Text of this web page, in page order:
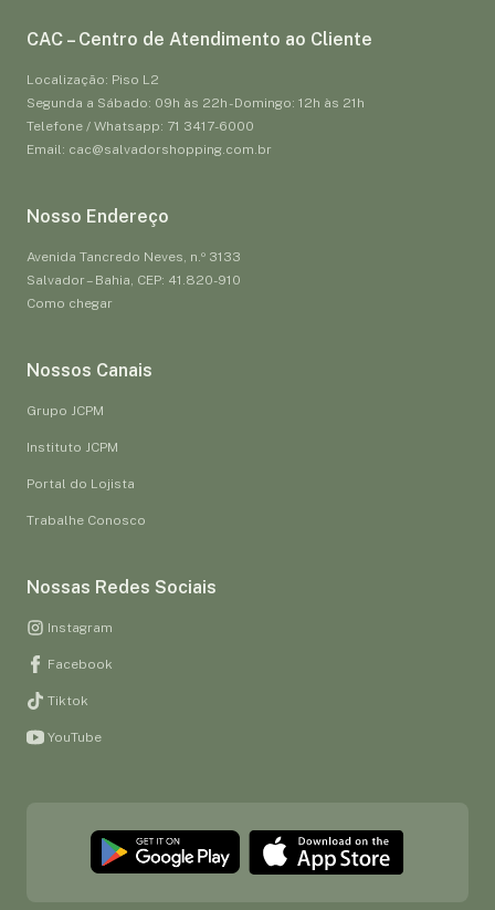
CAC – Centro de Atendimento ao Cliente
Localização: Piso L2
Segunda a Sábado: 09h às 22h - Domingo: 12h às 21h
Telefone / Whatsapp: 71 3417-6000
Email: cac@salvadorshopping.com.br
Nosso Endereço
Avenida Tancredo Neves, n.º 3133
Salvador – Bahia, CEP: 41.820-910
Como chegar
Nossos Canais
Grupo JCPM
Instituto JCPM
Portal do Lojista
Trabalhe Conosco
Nossas Redes Sociais
Instagram
Facebook
Tiktok
YouTube